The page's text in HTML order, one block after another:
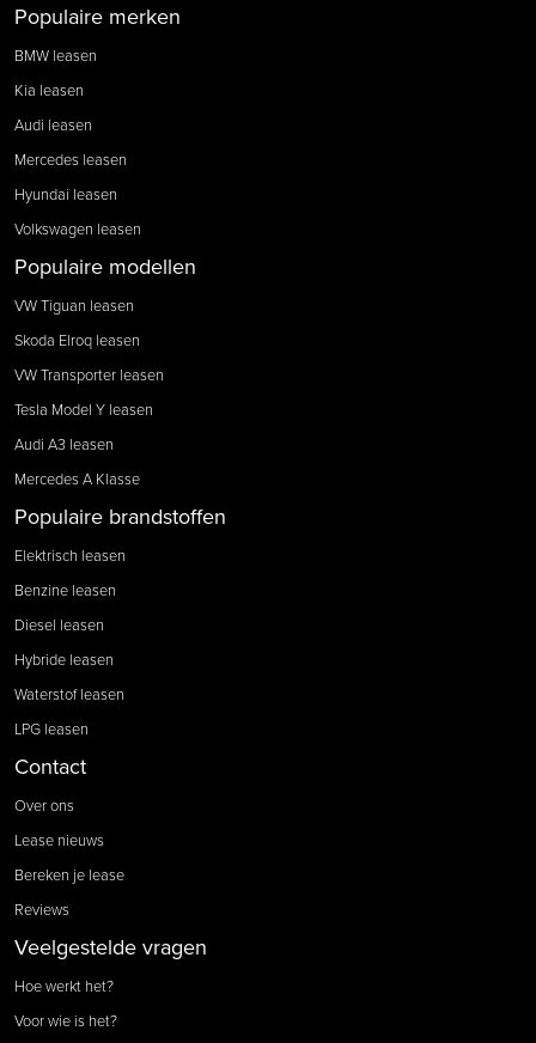
Populaire merken
BMW leasen
Kia leasen
Audi leasen
Mercedes leasen
Hyundai leasen
Volkswagen leasen
Populaire modellen
VW Tiguan leasen
Skoda Elroq leasen
VW Transporter leasen
Tesla Model Y leasen
Audi A3 leasen
Mercedes A Klasse
Populaire brandstoffen
Elektrisch leasen
Benzine leasen
Diesel leasen
Hybride leasen
Waterstof leasen
LPG leasen
Contact
Over ons
Lease nieuws
Bereken je lease
Reviews
Veelgestelde vragen
Hoe werkt het?
Voor wie is het?